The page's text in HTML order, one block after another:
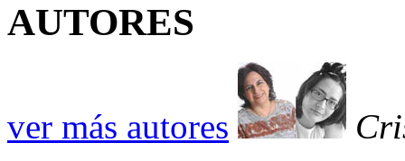
AUTORES
ver más autores